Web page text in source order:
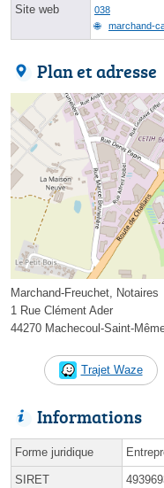
Site web
038
marchand-
Plan et adresse
Marchand-Freuchet, Notaires
1 Rue Clément Ader
44270 Machecoul-Saint-
Trajet Waze
Informations
Forme juridique
SIRET